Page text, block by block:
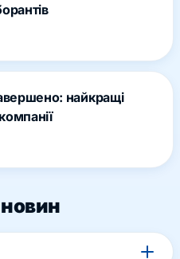
найкращі